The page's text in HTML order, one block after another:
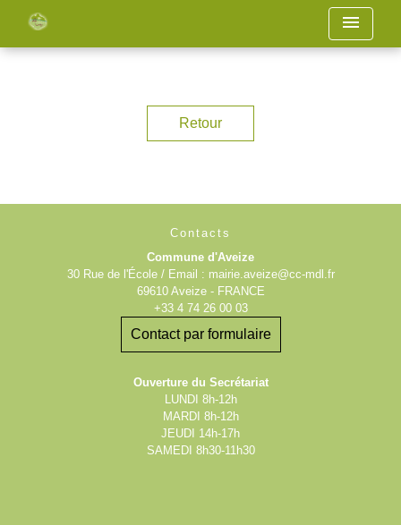
menu
Retour
Contacts
Commune d'Aveize
30 Rue de l'École / Email : mairie.aveize@cc-mdl.fr
69610 Aveize - FRANCE
+33 4 74 26 00 03
Contact par formulaire
Ouverture du Secrétariat
LUNDI 8h-12h
MARDI 8h-12h
JEUDI 14h-17h
SAMEDI 8h30-11h30